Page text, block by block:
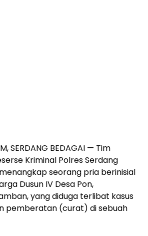
SERDANG BEDAGAI — Tim
Kriminal Polres Serdang
seorang pria berinisial
Dusun IV Desa Pon,
yang diduga terlibat kasus
pemberatan (curat) di sebuah